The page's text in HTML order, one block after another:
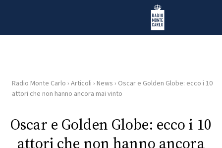
Radio Monte Carlo
HOME
RADIO
WEB
Radio Monte Carlo › Articoli › News › Oscar e Golden Globe: ecco i 10
attori che non hanno ancora mai vinto
Oscar e Golden Globe: ecco i 10
attori che non hanno ancora